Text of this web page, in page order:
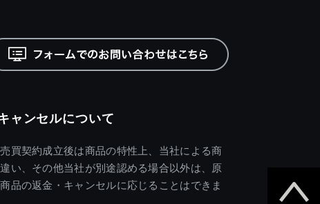
ャンセルについて
買契約成立後は商品の特性上、当社による商
い、その他当社が別途認める場合以外は、原
品の返金・キャンセルに応じることはできま